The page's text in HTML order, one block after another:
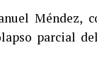
Méndez,
parcial